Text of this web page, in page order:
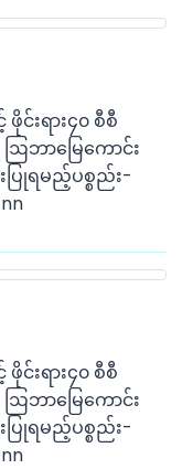
င်းရား၄၀ စီစီ
ဘာမြေကောင်း
ြုရမည့်ပစ္စည်း-
င်းရား၄၀ စီစီ
ဘာမြေကောင်း
ြုရမည့်ပစ္စည်း-